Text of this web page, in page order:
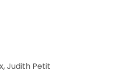
Judith Petit